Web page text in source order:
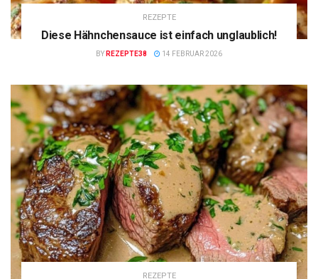
REZEPTE
Diese Hähnchensauce ist einfach unglaublich!
BY REZEPTE38 14 FEBRUAR 2026
REZEPTE